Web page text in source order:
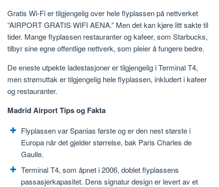
Gratis Wi-Fi er tilgjengelig over hele flyplassen på nettverket
“AIRPORT GRATIS WIFI AENA.” Men det kan kjøre litt sakte til
tider. Mange flyplassen restauranter og kafeer, som Starbucks,
tilbyr sine egne offentlige nettverk, som pleier å fungere bedre.
De eneste utpekte ladestasjoner er tilgjengelig i Terminal T4,
men strømuttak er tilgjengelig hele flyplassen, inkludert i kafeer
og restauranter.
Madrid Airport Tips og Fakta
Flyplassen var Spanias første og er den nest største i
Europa når det gjelder størrelse, bak Paris Charles de
Gaulle.
Terminal T4, som åpnet i 2006, doblet flyplassens
passasjerkapasitet. Dens signatur design er levert av et